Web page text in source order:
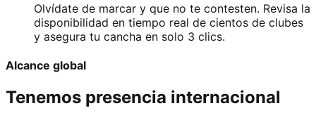
Olvídate de marcar y que no te contesten. Revisa la
disponibilidad en tiempo real de cientos de clubes
y asegura tu cancha en solo 3 clics.
Alcance global
Tenemos presencia internacional